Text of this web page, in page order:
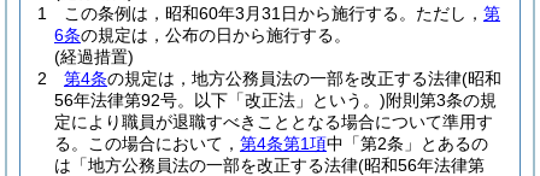
1
この条例は，昭和60年3月31日から施行する。 ただし， 第
6条の規定は，公布の日から施行する。
(経過措置)
2
第4条の規定は，地方公務員法の一部を改正する法律(昭和
56年法律第92号。以下「改正法」という。)附則第3条の規
定により職員が退職すべきこととなる場合について準用す
る。
この場合において， 第4条第1項中「第2条」とあるの
は「地方公務員法の一部を改正する法律(昭和56年法律第